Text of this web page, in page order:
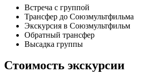
Встреча с группой
Трансфер до Союзмультфильма
Экскурсия в Союзмультфильм
Обратный трансфер
Высадка группы
Стоимость экскурсии